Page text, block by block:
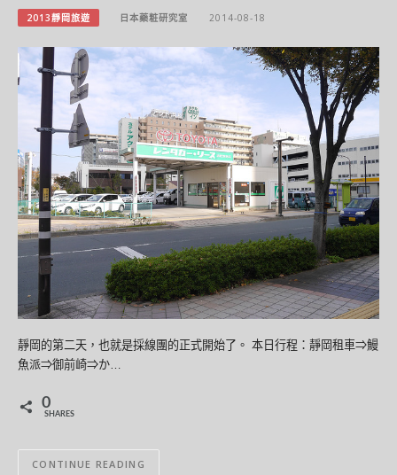
2013靜岡旅遊 日本藥粧研究室 2014-08-18
靜岡的第二天，也就是採線團的正式開始了。 本日行程：靜岡租車⇒鰻
魚派⇒御前崎⇒か…
0
SHARES
CONTINUE READING